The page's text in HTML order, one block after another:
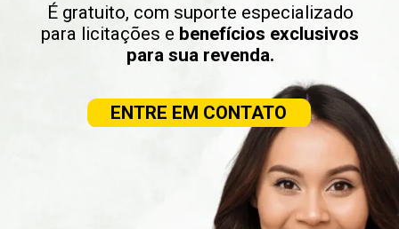
ENTRE EM CONTATO
É gratuito, com suporte especializado
para licitações e benefícios exclusivos
para sua revenda.